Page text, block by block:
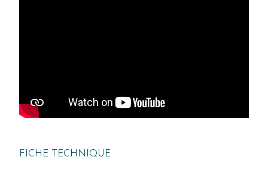
FICHE TECHNIQUE